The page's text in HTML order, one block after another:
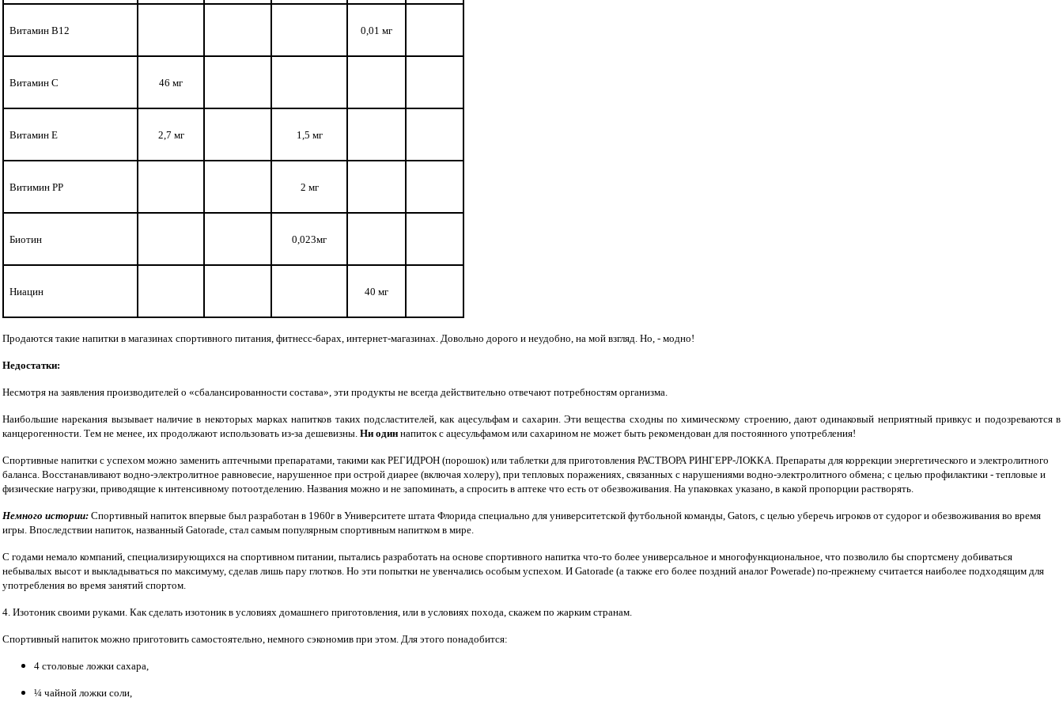
Витамин В12 0,01 мг
Витамин С 46 мг
Витамин Е 2,7 мг 1,5 мг
Витимин PP 2 мг
Биотин 0,023мг
Ниацин 40 мг
Продаются такие напитки в магазинах спортивного питания, фитнесс-барах, интернет-магазинах. Довольно дорого и неудобно, на мой взгляд. Но, - модно!
Недостатки:
Несмотря на заявления производителей о «сбалансированности состава», эти продукты не всегда действительно отвечают потребностям организма.
Наибольшие нарекания вызывает наличие в некоторых марках напитков таких подсластителей, как ацесульфам и сахарин. Эти вещества сходны по химическому строению, дают одинаковый неприятный привкус и подозреваются в
канцерогенности. Тем не менее, их продолжают использовать из-за дешевизны. Ни один напиток с ацесульфамом или сахарином не может быть рекомендован для постоянного употребления!
Спортивные напитки с успехом можно заменить аптечными препаратами, такими как РЕГИДРОН (порошок) или таблетки для приготовления РАСТВОРА РИНГЕРР-ЛОККА. Препараты для коррекции энергетического и электролитного
баланса. Восстанавливают водно-электролитное равновесие, нарушенное при острой диарее (включая холеру), при тепловых поражениях, связанных с нарушениями водно-электролитного обмена; с целью профилактики - тепловые и
физические нагрузки, приводящие к интенсивному потоотделению. Названия можно и не запоминать, а спросить в аптеке что есть от обезвоживания. На упаковках указано, в какой пропорции растворять.
Немного истории: Спортивный напиток впервые был разработан в 1960г в Университете штата Флорида специально для университетской футбольной команды, Gators, с целью уберечь игроков от судорог и обезвоживания во время
игры. Впоследствии напиток, названный Gatorade, стал самым популярным спортивным напитком в мире.
С годами немало компаний, специализирующихся на спортивном питании, пытались разработать на основе спортивного напитка что-то более универсальное и многофункциональное, что позволило бы спортсмену добиваться
небывалых высот и выкладываться по максимуму, сделав лишь пару глотков. Но эти попытки не увенчались особым успехом. И Gatorade (а также его более поздний аналог Powerade) по-прежнему считается наиболее подходящим для
употребления во время занятий спортом.
4. Изотоник своими руками. Как сделать изотоник в условиях домашнего приготовления, или в условиях похода, скажем по жарким странам.
Спортивный напиток можно приготовить самостоятельно, немного сэкономив при этом. Для этого понадобится:
4 столовые ложки сахара,
¼ чайной ложки соли,